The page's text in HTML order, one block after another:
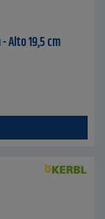
Alto 19,5 cm